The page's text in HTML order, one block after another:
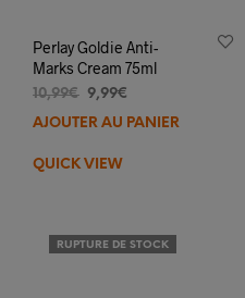
Perlay Goldie Anti-
Marks Cream 75ml
10,99€
Le
9,99€
AJOUTER AU PANIER
QUICK VIEW
RUPTURE DE STOCK